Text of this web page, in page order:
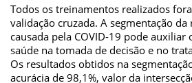
Todos os treinamentos realizados
validação cruzada. A segmentação da
causada pela COVID-19 pode auxiliar
saúde na tomada de decisão e no
Os resultados obtidos na
acurácia de 98,1%, valor da